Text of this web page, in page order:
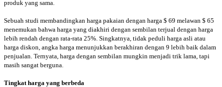
produk yang sama.
Sebuah studi membandingkan harga pakaian dengan harga $ 69 melawan $ 65
menemukan bahwa harga yang diakhiri dengan sembilan terjual dengan harga
lebih rendah dengan rata-rata 25%. Singkatnya, tidak peduli harga asli atau
harga diskon, angka harga menunjukkan berakhiran dengan 9 lebih baik dalam
penjualan. Ternyata, harga dengan sembilan mungkin menjadi trik lama, tapi
masih sangat berguna.
Tingkat harga yang berbeda